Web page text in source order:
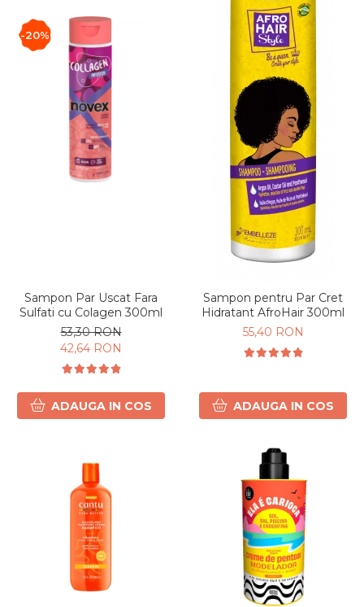
-20%
Sampon Par Uscat Fara
Sulfati cu Colagen 300ml
53,30 RON
42,64 RON
ADAUGA IN COS
Sampon pentru Par Cret
Hidratant AfroHair 300ml
55,40 RON
ADAUGA IN COS